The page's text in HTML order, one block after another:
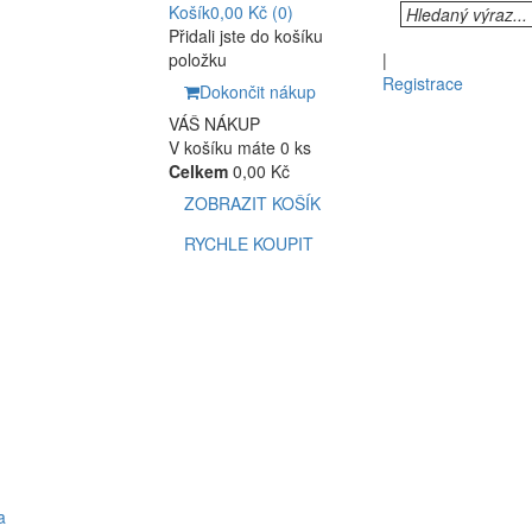
Košík0,00 Kč (0)
Přidali jste do košíku
položku
Dokončit nákup
VÁŠ NÁKUP
V košíku máte 0 ks
Celkem 0,00 Kč
ZOBRAZIT KOŠÍK
RYCHLE KOUPIT
|
Registrace